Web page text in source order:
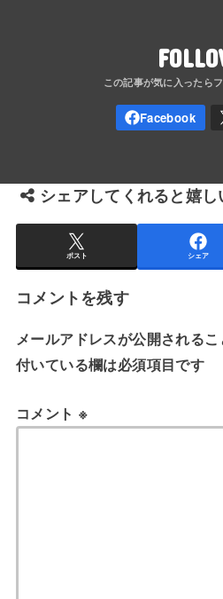
シェアしてくれると嬉し
ポスト シェア
コメントを残す
メールアドレスが公開されるこ
付いている欄は必須項目です
コメント ※